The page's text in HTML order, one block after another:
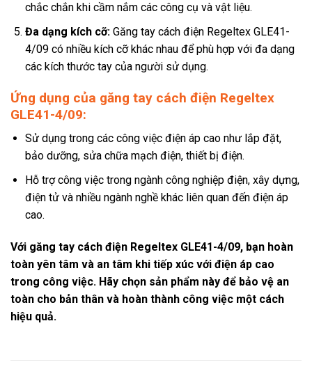
chắc chắn khi cầm nắm các công cụ và vật liệu.
Đa dạng kích cỡ:Găng tay cách điện Regeltex GLE41-
4/09 có nhiều kích cỡ khác nhau để phù hợp với đa dạng
các kích thước tay của người sử dụng.
Ứng dụng của găng tay cách điện Regeltex
GLE41-4/09:
Sử dụng trong các công việc điện áp cao như lắp đặt,
bảo dưỡng, sửa chữa mạch điện, thiết bị điện.
Hỗ trợ công việc trong ngành công nghiệp điện, xây dựng,
điện tử và nhiều ngành nghề khác liên quan đến điện áp
cao.
Với găng tay cách điện Regeltex GLE41-4/09, bạn hoàn
toàn yên tâm và an tâm khi tiếp xúc với điện áp cao
trong công việc. Hãy chọn sản phẩm này để bảo vệ an
toàn cho bản thân và hoàn thành công việc một cách
hiệu quả.